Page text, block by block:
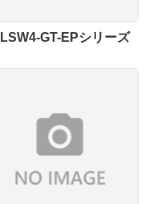
LSW4-GT-EPシリーズ